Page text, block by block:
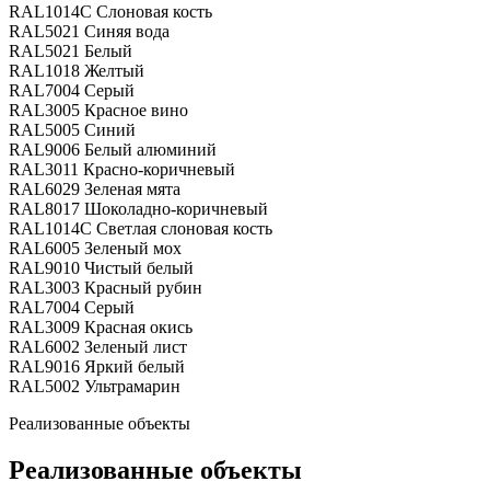
RAL1014С Слоновая кость
RAL5021 Синяя вода
RAL5021 Белый
RAL1018 Желтый
RAL7004 Серый
RAL3005 Красное вино
RAL5005 Синий
RAL9006 Белый алюминий
RAL3011 Красно-коричневый
RAL6029 Зеленая мята
RAL8017 Шоколадно-коричневый
RAL1014С Светлая слоновая кость
RAL6005 Зеленый мох
RAL9010 Чистый белый
RAL3003 Красный рубин
RAL7004 Серый
RAL3009 Красная окись
RAL6002 Зеленый лист
RAL9016 Яркий белый
RAL5002 Ультрамарин
Реализованные объекты
Реализованные объекты